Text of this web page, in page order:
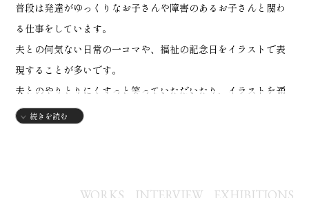
普段は発達がゆっくりなお子さんや障害のあるお子さんと関わ
る仕事をしています。
夫との何気ない日常の一コマや、福祉の記念日をイラストで表
現することが多いです。
夫とのやりとりにくすっと笑っていただいたり、イラストを通
じてマイノリティの人たちのことを知っていただけると嬉しい
続きを読む